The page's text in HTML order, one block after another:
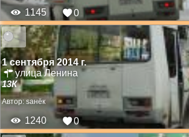
1145 0
1 сентября 2014 г.
улица Ленина
13К
Автор: saнёк
1240 0